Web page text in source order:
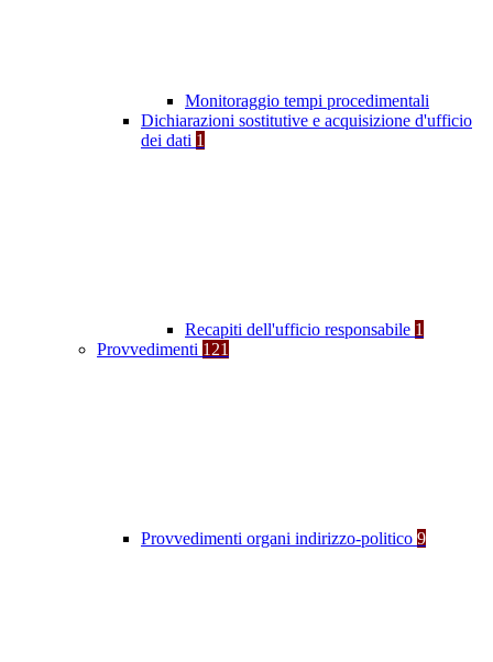
Monitoraggio tempi procedimentali
Dichiarazioni sostitutive e acquisizione d'ufficio
dei dati 1
Recapiti dell'ufficio responsabile 1
Provvedimenti 121
Provvedimenti organi indirizzo-politico 9